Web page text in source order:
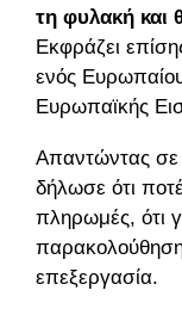
τη φυλακή και
Εκφράζει
ενός
Ευρωπαϊκής
Απαντώντας σε
δήλωσε ότι
πληρωμές, ότι
παρακολούθηση
επεξεργασία.